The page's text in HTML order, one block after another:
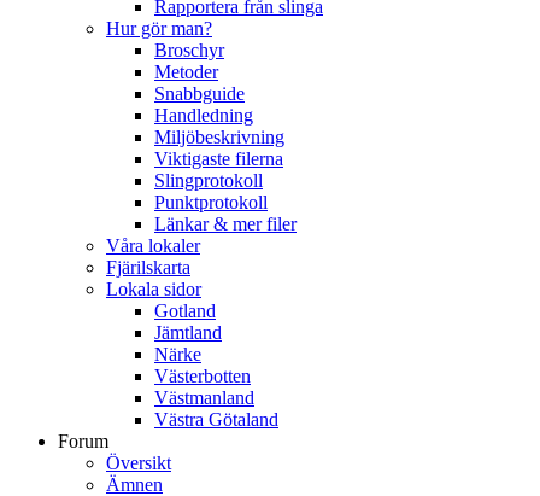
Rapportera från slinga
Hur gör man?
Broschyr
Metoder
Snabbguide
Handledning
Miljöbeskrivning
Viktigaste filerna
Slingprotokoll
Punktprotokoll
Länkar & mer filer
Våra lokaler
Fjärilskarta
Lokala sidor
Gotland
Jämtland
Närke
Västerbotten
Västmanland
Västra Götaland
Forum
Översikt
Ämnen